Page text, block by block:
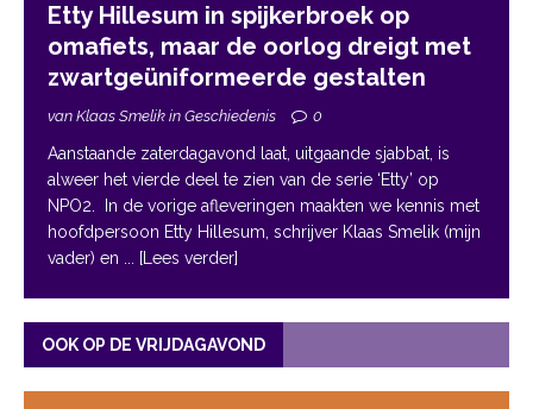
Etty Hillesum in spijkerbroek op
omafiets, maar de oorlog dreigt met
zwartgeüniformeerde gestalten
van Klaas Smelik in Geschiedenis 0
Aanstaande zaterdagavond laat, uitgaande sjabbat, is
alweer het vierde deel te zien van de serie ‘Etty’ op
NPO2. In de vorige afleveringen maakten we kennis met
hoofdpersoon Etty Hillesum, schrijver Klaas Smelik (mijn
vader) en ... [Lees verder]
OOK OP DE VRIJDAGAVOND